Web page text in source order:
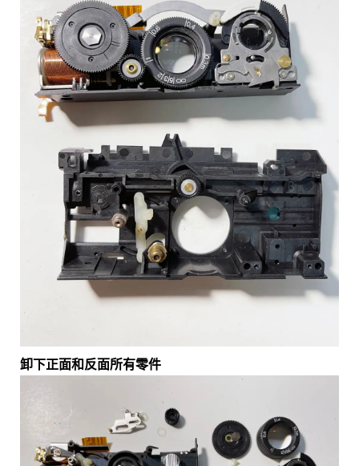
卸下正面和反面所有零件